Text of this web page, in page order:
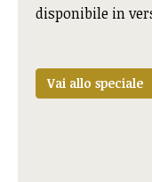
disponibile in
Vai allo speciale